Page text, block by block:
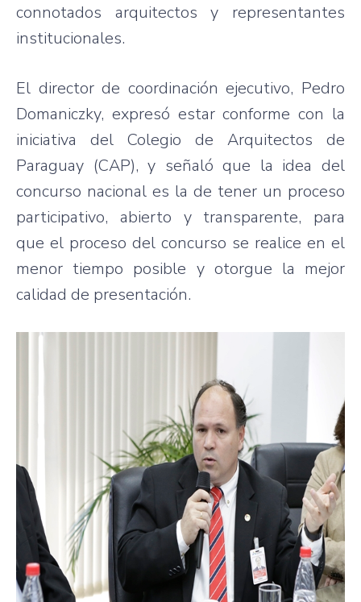
connotados arquitectos y representantes
institucionales.
El director de coordinación ejecutivo, Pedro
Domaniczky, expresó estar conforme con la
iniciativa del Colegio de Arquitectos de
Paraguay (CAP), y señaló que la idea del
concurso nacional es la de tener un proceso
participativo, abierto y transparente, para
que el proceso del concurso se realice en el
menor tiempo posible y otorgue la mejor
calidad de presentación.